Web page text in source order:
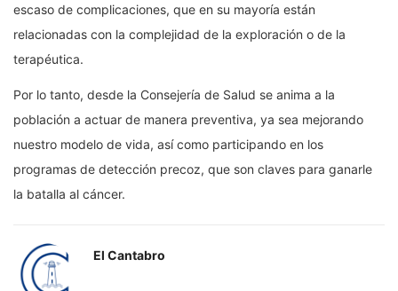
escaso de complicaciones, que en su mayoría están
relacionadas con la complejidad de la exploración o de la
terapéutica.
Por lo tanto, desde la Consejería de Salud se anima a la
población a actuar de manera preventiva, ya sea mejorando
nuestro modelo de vida, así como participando en los
programas de detección precoz, que son claves para ganarle
la batalla al cáncer.
El Cantabro